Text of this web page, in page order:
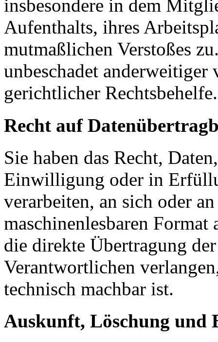
insbesondere in dem
Aufenthalts, ihres
mutmaßlichen Verstoßes
unbeschadet
gerichtlicher Rechtsbehelfe.
Recht auf
Sie haben das Recht,
Einwilligung oder in
verarbeiten, an sich oder
maschinenlesbaren Format
die direkte Übertragung
Verantwortlichen
technisch machbar ist.
Auskunft, Löschung und